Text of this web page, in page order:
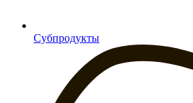
Субпродукты